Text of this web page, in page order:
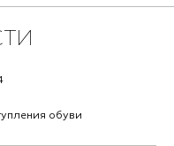
обуви